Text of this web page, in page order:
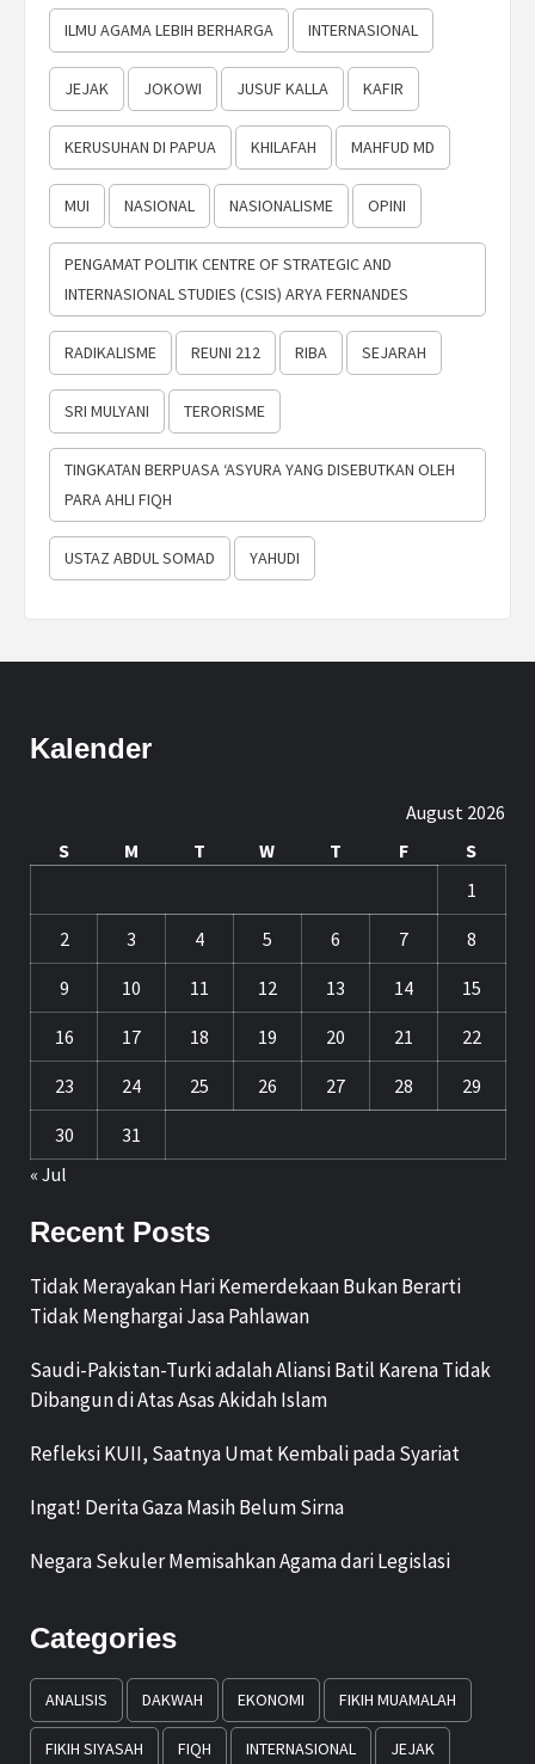
ILMU AGAMA LEBIH BERHARGA INTERNASIONAL
JEJAK JOKOWI JUSUF KALLA KAFIR
KERUSUHAN DI PAPUA KHILAFAH MAHFUD MD
MUI NASIONAL NASIONALISME OPINI
PENGAMAT POLITIK CENTRE OF STRATEGIC AND
INTERNASIONAL STUDIES (CSIS) ARYA FERNANDES
RADIKALISME REUNI 212 RIBA SEJARAH
SRI MULYANI TERORISME
TINGKATAN BERPUASA ‘ASYURA YANG DISEBUTKAN OLEH
PARA AHLI FIQH
USTAZ ABDUL SOMAD YAHUDI
Kalender
August 2026
S
M T W T F
S
1
2 3 4 5 6 7 8
9 10 11 12 13 14 15
16 17 18 19 20 21 22
23 24 25 26 27 28 29
30
31
« Jul
Recent Posts
Tidak Merayakan Hari Kemerdekaan Bukan Berarti
Tidak Menghargai Jasa Pahlawan
Saudi-Pakistan-Turki adalah Aliansi Batil Karena Tidak
Dibangun di Atas Asas Akidah Islam
Refleksi KUII, Saatnya Umat Kembali pada Syariat
Ingat! Derita Gaza Masih Belum Sirna
Negara Sekuler Memisahkan Agama dari Legislasi
Categories
ANALISIS DAKWAH EKONOMI FIKIH MUAMALAH
FIKIH SIYASAH FIQH INTERNASIONAL JEJAK